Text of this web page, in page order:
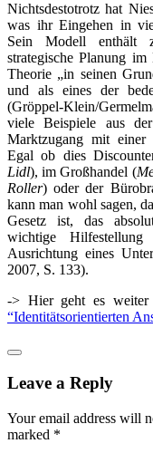
Nichtsdestotrotz hat
was ihr Eingehen in
Sein Modell enthält
strategische Planung
Theorie „in seinen
und als eines der
(Gröppel-Klein/
viele Beispiele aus
Marktzugang mit einer
Egal ob dies
Lidl), im Großhandel (
Roller) oder der
kann man wohl sagen,
Gesetz ist, das
wichtige
Ausrichtung eines
2007, S. 133).
-> Hier geht es weiter
“Identitätsorientierten
Leave a Reply
Your email address will
marked *